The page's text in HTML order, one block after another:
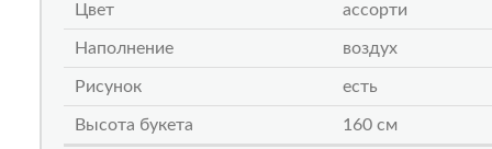
Цвет ассорти
Наполнение воздух
Рисунок есть
Высота букета 160 см